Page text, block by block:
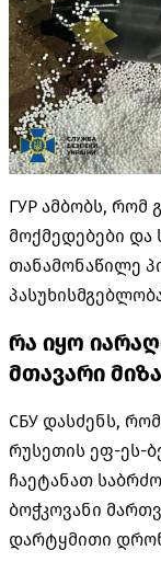
ГУР ამბობს, რომ
მოქმედებები და
თანამონაწილე
რა იყო
მთავარი
СБУ დასძენს,
რუსეთის ეფ-ეს-
ჩაეტანათ
ბოჭკოვანი
დარტყმითი